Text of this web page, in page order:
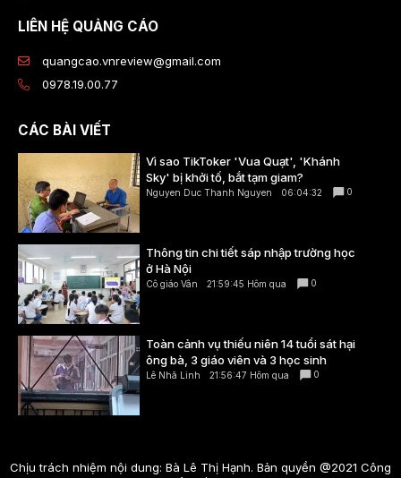
LIÊN HỆ QUẢNG CÁO
quangcao.vnreview@gmail.com
0978.19.00.77
CÁC BÀI VIẾT
Vì sao TikToker 'Vua Quạt', 'Khánh
Sky' bị khởi tố, bắt tạm giam?
Nguyen Duc Thanh Nguyen 06:04:32 0
Thông tin chi tiết sáp nhập trường học
ở Hà Nội
Cô giáo Vân 21:59:45 Hôm qua 0
Toàn cảnh vụ thiếu niên 14 tuổi sát hại
ông bà, 3 giáo viên và 3 học sinh
Lê Nhã Linh 21:56:47 Hôm qua 0
Chịu trách nhiệm nội dung: Bà Lê Thị Hạnh. Bản quyền @2021 Công